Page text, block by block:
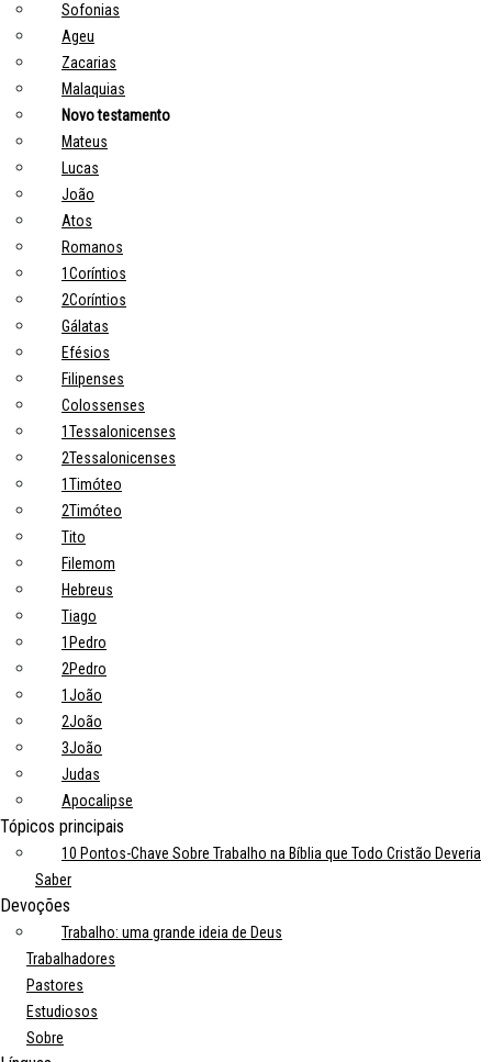
Sofonias
Ageu
Zacarias
Malaquias
Novo testamento
Mateus
Lucas
João
Atos
Romanos
1Coríntios
2Coríntios
Gálatas
Efésios
Filipenses
Colossenses
1Tessalonicenses
2Tessalonicenses
1Timóteo
2Timóteo
Tito
Filemom
Hebreus
Tiago
1Pedro
2Pedro
1João
2João
3João
Judas
Apocalipse
Tópicos principais
10 Pontos-Chave Sobre Trabalho na Bíblia que Todo Cristão Deveria
Saber
Devoções
Trabalho: uma grande ideia de Deus
Trabalhadores
Pastores
Estudiosos
Sobre